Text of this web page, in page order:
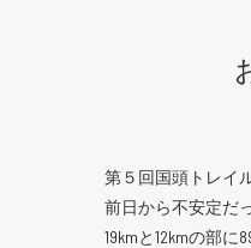
第５回国頭トレイ
前日から不安定だ
19kmと12kmの部に